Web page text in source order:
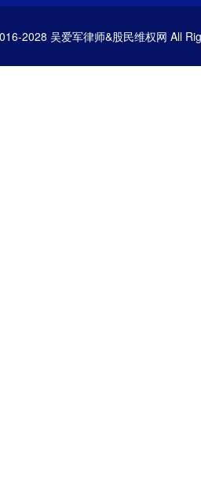
2028 吴爱军律师&股民维权网 All